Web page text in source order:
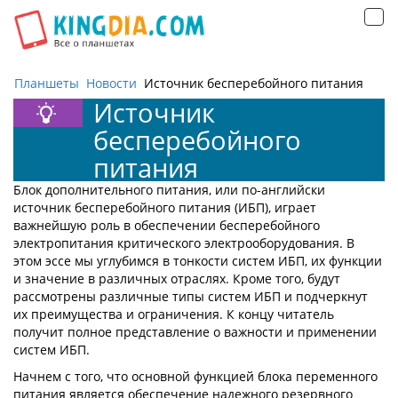
Планшеты Новости Источник бесперебойного питания
Источник
бесперебойного
питания
Блок дополнительного питания, или по-английски
источник бесперебойного питания (ИБП), играет
важнейшую роль в обеспечении бесперебойного
электропитания критического электрооборудования. В
этом эссе мы углубимся в тонкости систем ИБП, их функции
и значение в различных отраслях. Кроме того, будут
рассмотрены различные типы систем ИБП и подчеркнут
их преимущества и ограничения. К концу читатель
получит полное представление о важности и применении
систем ИБП.
Начнем с того, что основной функцией блока переменного
питания является обеспечение надежного резервного